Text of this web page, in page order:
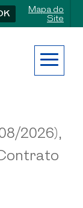
Mapa do
Site
2026),